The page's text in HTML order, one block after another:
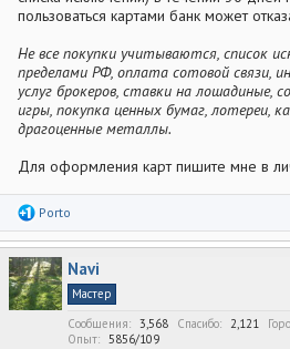
пользоваться картами банк может
Не все покупки учитываются, список
пределами РФ, оплата сотовой связи,
услуг брокеров, ставки на лошадиные,
игры, покупка ценных бумаг, лотереи,
драгоценные металлы.
Для оформления карт пишите мне в
Р
а
к
ц
и
и
Porto
Navi
Мастер
Сообщения
3,568 Спасибо 2,121
Опыт
5856/109